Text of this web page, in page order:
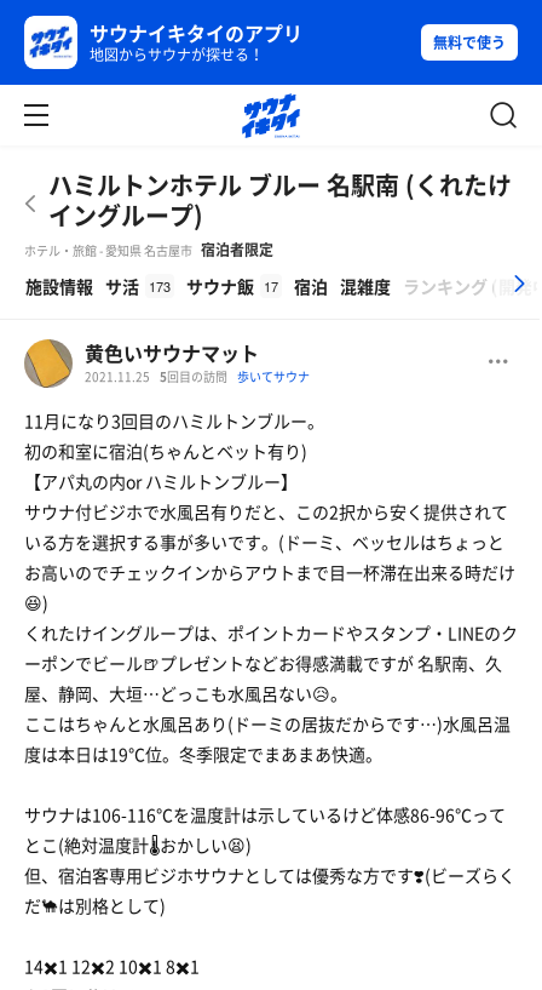
サウナイキタイのアプリ
地図からサウナが探せる！
無料で使う
ハミルトンホテル ブルー 名駅南 (くれたけ
イングループ)
ホテル・旅館 - 愛知県 名古屋市 宿泊者限定
施設情報 サ活 173 サウナ飯 17 宿泊 混雑度 ランキング ( 開発
黄色いサウナマット
2021.11.25 5回目の訪問 歩いてサウナ
11月になり3回目のハミルトンブルー。
初の和室に宿泊(ちゃんとベット有り)
【アパ丸の内or ハミルトンブルー】
サウナ付ビジホで水風呂有りだと、この2択から安く提供されて
いる方を選択する事が多いです。(ドーミ、ベッセルはちょっと
お高いのでチェックインからアウトまで目一杯滞在出来る時だけ
😆)
くれたけイングループは、ポイントカードやスタンプ・LINEのク
ーポンでビール🍺プレゼントなどお得感満載ですが 名駅南、久
屋、静岡、大垣…どっこも水風呂ない😥。
ここはちゃんと水風呂あり(ドーミの居抜だからです…)水風呂温
度は本日は19℃位。冬季限定でまあまあ快適。
サウナは106-116℃を温度計は示しているけど体感86-96℃って
とこ(絶対温度計🌡おかしい😫)
但、宿泊客専用ビジホサウナとしては優秀な方です❣️(ビーズらく
だ🐪は別格として)
14✖️1 12✖️2 10✖️1 8✖️1